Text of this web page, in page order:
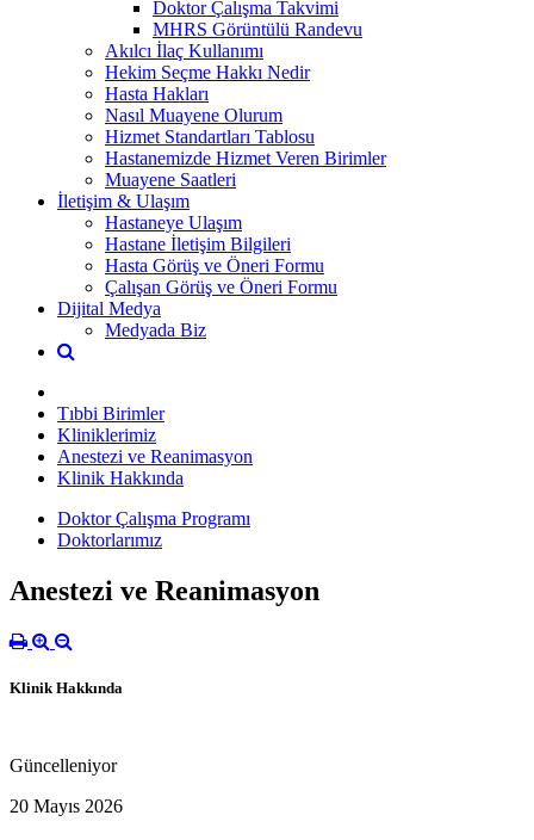
Doktor Çalışma Takvimi
MHRS Görüntülü Randevu
Akılcı İlaç Kullanımı
Hekim Seçme Hakkı Nedir
Hasta Hakları
Nasıl Muayene Olurum
Hizmet Standartları Tablosu
Hastanemizde Hizmet Veren Birimler
Muayene Saatleri
İletişim & Ulaşım
Hastaneye Ulaşım
Hastane İletişim Bilgileri
Hasta Görüş ve Öneri Formu
Çalışan Görüş ve Öneri Formu
Dijital Medya
Medyada Biz
Tıbbi Birimler
Kliniklerimiz
Anestezi ve Reanimasyon
Klinik Hakkında
Doktor Çalışma Programı
Doktorlarımız
Anestezi ve Reanimasyon
Klinik Hakkında
Güncelleniyor
20 Mayıs 2026